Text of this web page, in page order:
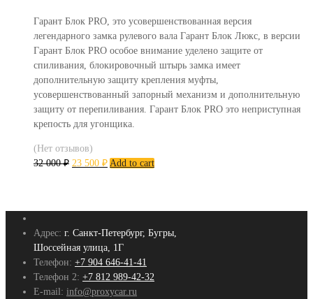
Гарант Блок PRO, это усовершенствованная версия
легендарного замка рулевого вала Гарант Блок Люкс, в версии
Гарант Блок PRO особое внимание уделено защите от
спиливания, блокировочный штырь замка имеет
дополнительную защиту крепления муфты,
усовершенствованный запорный механизм и дополнительную
защиту от перепиливания. Гарант Блок PRO это неприступная
крепость для угонщика.
(Нет отзывов)
32 000₽ 23 500 ₽ Add to cart
Адрес: г. Санкт-Петербург, Бугры,
Шоссейная улица, 1Г
Телефон: +7 904 646-41-41
Телефон 2: +7 812 989-42-32
E-mail: info@proxycar.ru